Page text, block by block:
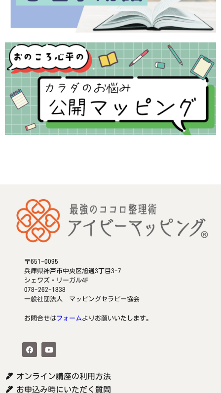
〒651-0095
兵庫県神戸市中央区旭通3丁目3-7
シェワズ・リーガル4F
078-262-1838
一般社団法人 マッピングセラピー協会
お問合せはフォームよりお願いいたします。
オンライン講座の利用方法
お申込み時にいただく質問